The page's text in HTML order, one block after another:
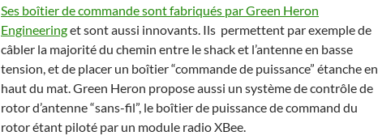
Ses boîtier de commande sont fabriqués par Green Heron
Engineeringet sont aussi innovants. Ils permettent par exemple de
câbler la majorité du chemin entre le shack et l’antenne en basse
tension, et de placer un boîtier “commande de puissance” étanche en
haut du mat. Green Heron propose aussi un système de contrôle de
rotor d’antenne “sans-fil”, le boîtier de puissance de command du
rotor étant piloté par un module radio XBee.